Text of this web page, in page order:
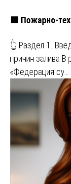
🟥 Пожарно-
👆 Раздел 1.
причин залива
«Федерация су…